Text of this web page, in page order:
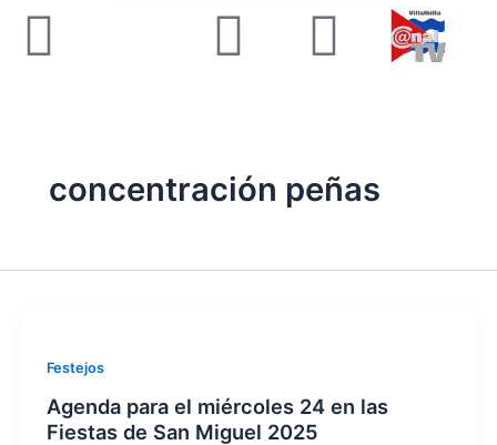
FacebookYoutube
concentración peñas
Festejos
Agenda para el miércoles 24 en las
Fiestas de San Miguel 2025